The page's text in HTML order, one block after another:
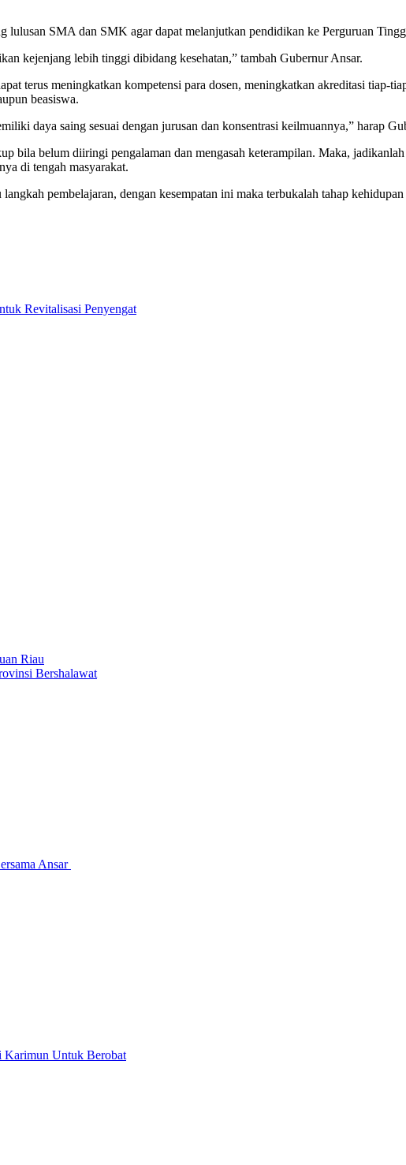
SMA dan SMK agar dapat melanjutkan pendidikan ke Perguruan
kejenjang lebih tinggi dibidang kesehatan,” tambah Gubernur Ansar.
terus meningkatkan kompetensi para dosen, meningkatkan akreditasi tiap-
beasiswa.
daya saing sesuai dengan jurusan dan konsentrasi keilmuannya,” harap
bila belum diiringi pengalaman dan mengasah keterampilan. Maka,
di tengah masyarakat.
pembelajaran, dengan kesempatan ini maka terbukalah tahap
Revitalisasi Penyengat
Riau
Bershalawat
Ansar
Karimun Untuk Berobat